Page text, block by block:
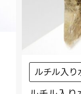
ルチル入り